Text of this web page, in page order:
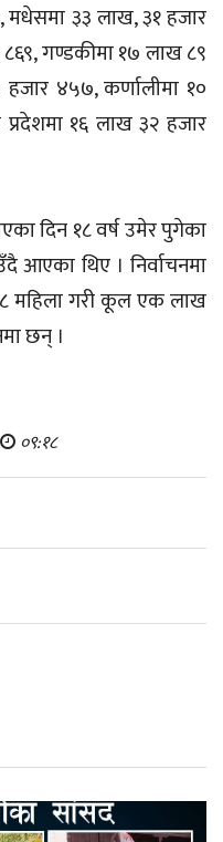
मधेसमा ३३ लाख, ३१ हजार
गण्डकीमा १७ लाख ८९
४५७, कर्णालीमा १०
१६ लाख ३२ हजार
दिन १८ वर्ष उमेर पुगेका
आएका थिए । निर्वाचनमा
महिला गरी कूल एक लाख
छन् ।
०९:१८